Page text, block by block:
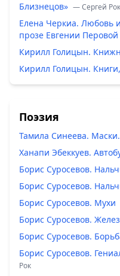
Близнецов» — Сергей Рок
Елена Черкиа. Любовь
прозе Евгении Перовой
Кирилл Голицын.
Кирилл Голицын.
Поэзия
Тамила Синеева.
Ханапи Эбеккуев.
Борис Суросевов.
Борис Суросевов.
Борис Суросевов. Мухи
Борис Суросевов.
Борис Суросевов.
Борис Суросевов.
Рок